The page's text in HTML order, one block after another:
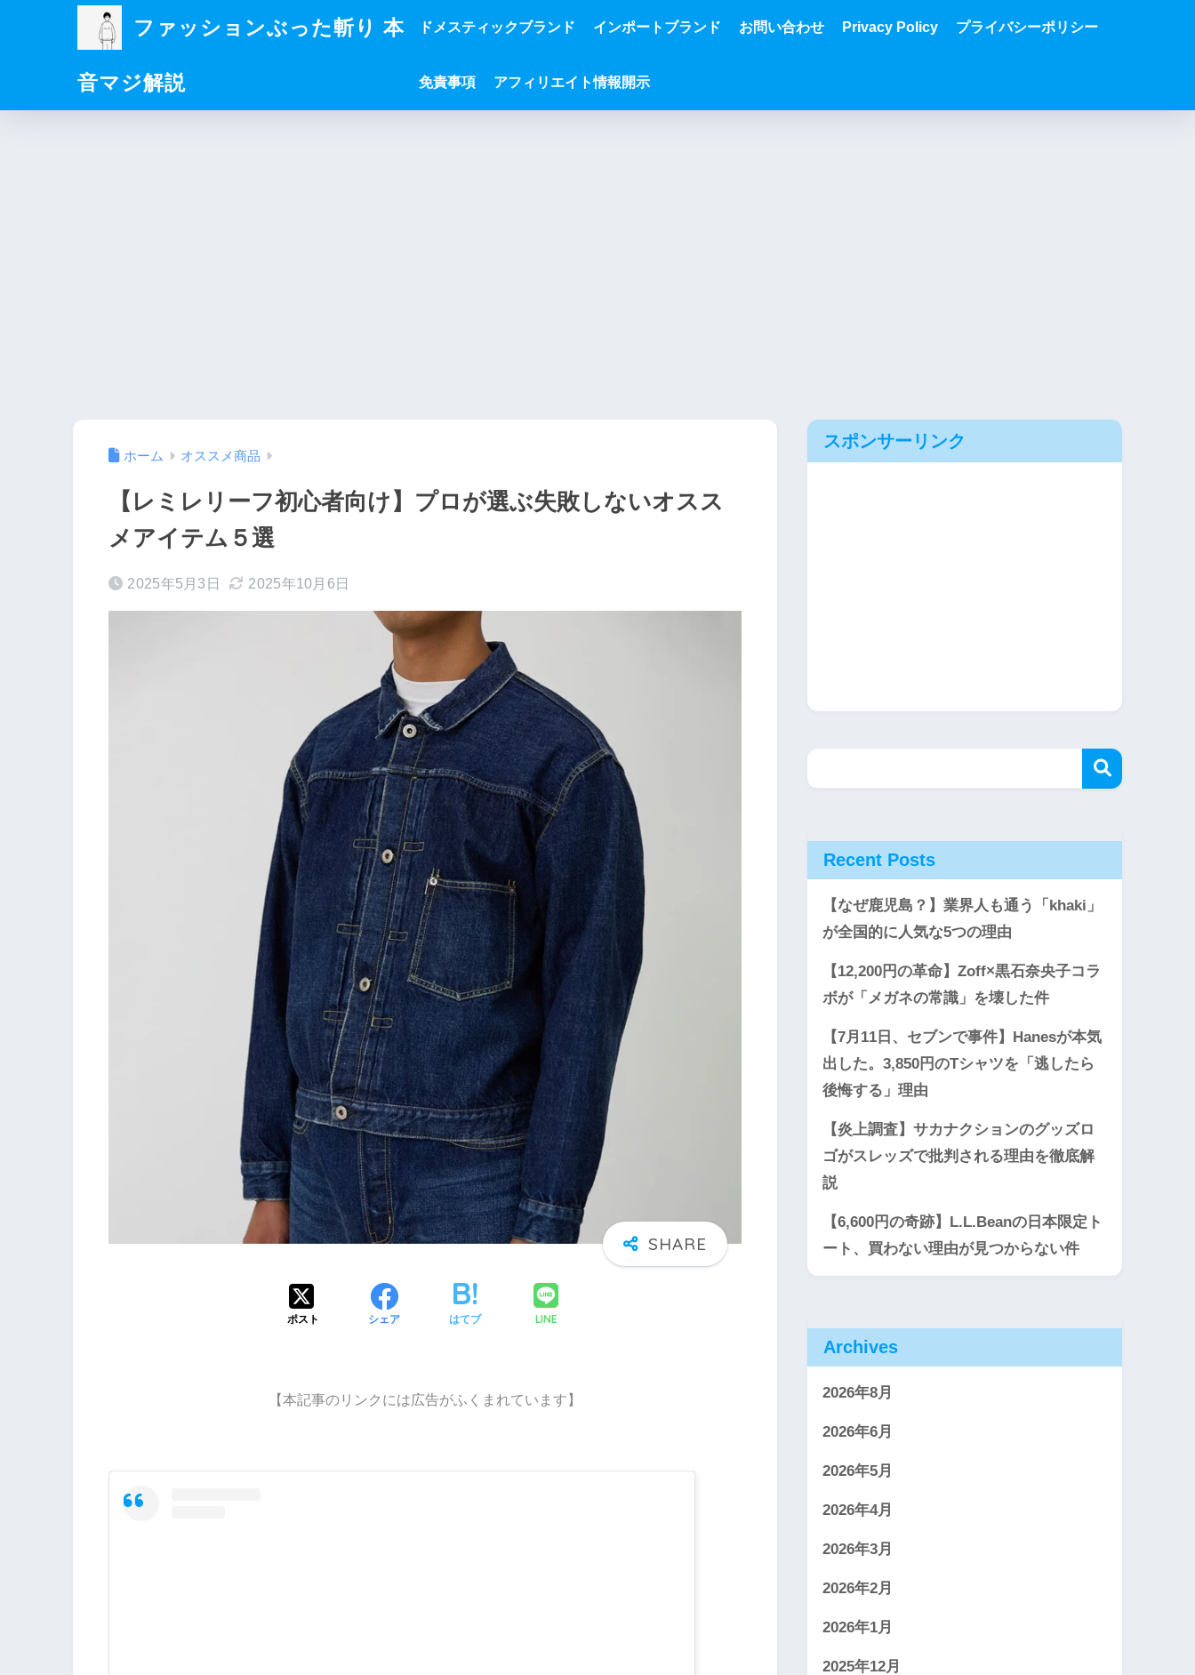
ファッションぶった斬り 本
音マジ解説
ドメスティックブランド インポートブランド お問い合わせ Privacy Policy プライバシーポリシー
免責事項 アフィリエイト情報開示
ホーム オススメ商品
【レミレリーフ初心者向け】プロが選ぶ失敗しないオスス
メアイテム５選
2025年5月3日 2025年10月6日
ポスト シェア はてブ LINE
【本記事のリンクには広告がふくまれています】
スポンサーリンク
Recent Posts
【なぜ鹿児島？】業界人も通う「khaki」
が全国的に人気な5つの理由
【12,200円の革命】Zoff×黒石奈央子コラ
ボが「メガネの常識」を壊した件
【7月11日、セブンで事件】Hanesが本気
出した。3,850円のTシャツを「逃したら
後悔する」理由
【炎上調査】サカナクションのグッズロ
ゴがスレッズで批判される理由を徹底解
説
【6,600円の奇跡】L.L.Beanの日本限定ト
ート、買わない理由が見つからない件
Archives
2026年8月
2026年6月
2026年5月
2026年4月
2026年3月
2026年2月
2026年1月
2025年12月